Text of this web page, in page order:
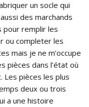
un socle qui
des marchands
pour remplir les
ou completer les
mais je ne m’occupe
pièces dans l’état où
Les pièces les plus
deux ou trois
a une histoire